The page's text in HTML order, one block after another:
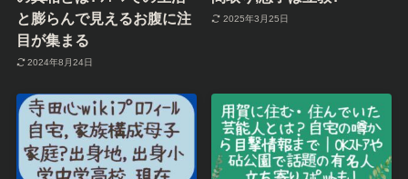
と膨らんで見えるお腹に注
目が集まる
2024年8月24日
2025年3月25日